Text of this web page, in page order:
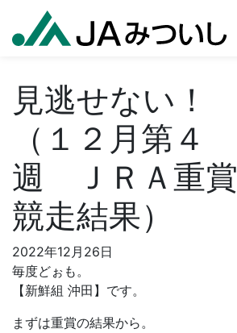
見逃せない！
（１２月第４
週 ＪＲＡ重賞
競走結果）
2022年12月26日
毎度どぉも。
【新鮮組 沖田】です。
まずは重賞の結果から。